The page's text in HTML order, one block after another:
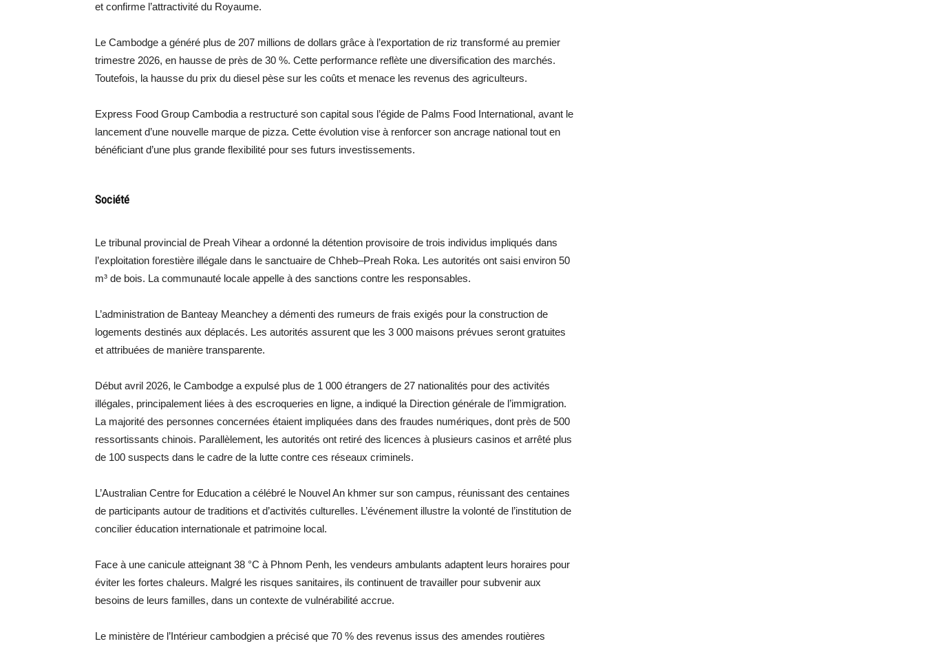
et confirme l’attractivité du Royaume.
Le Cambodge a généré plus de 207 millions de dollars grâce à l’exportation de riz transformé au premier
trimestre 2026, en hausse de près de 30 %. Cette performance reflète une diversification des marchés.
Toutefois, la hausse du prix du diesel pèse sur les coûts et menace les revenus des agriculteurs.
Express Food Group Cambodia a restructuré son capital sous l’égide de Palms Food International, avant le
lancement d’une nouvelle marque de pizza. Cette évolution vise à renforcer son ancrage national tout en
bénéficiant d’une plus grande flexibilité pour ses futurs investissements.
Société
Le tribunal provincial de Preah Vihear a ordonné la détention provisoire de trois individus impliqués dans
l’exploitation forestière illégale dans le sanctuaire de Chheb–Preah Roka. Les autorités ont saisi environ 50
m³ de bois. La communauté locale appelle à des sanctions contre les responsables.
L’administration de Banteay Meanchey a démenti des rumeurs de frais exigés pour la construction de
logements destinés aux déplacés. Les autorités assurent que les 3 000 maisons prévues seront gratuites
et attribuées de manière transparente.
Début avril 2026, le Cambodge a expulsé plus de 1 000 étrangers de 27 nationalités pour des activités
illégales, principalement liées à des escroqueries en ligne, a indiqué la Direction générale de l’immigration.
La majorité des personnes concernées étaient impliquées dans des fraudes numériques, dont près de 500
ressortissants chinois. Parallèlement, les autorités ont retiré des licences à plusieurs casinos et arrêté plus
de 100 suspects dans le cadre de la lutte contre ces réseaux criminels.
L’Australian Centre for Education a célébré le Nouvel An khmer sur son campus, réunissant des centaines
de participants autour de traditions et d’activités culturelles. L’événement illustre la volonté de l’institution de
concilier éducation internationale et patrimoine local.
Face à une canicule atteignant 38 °C à Phnom Penh, les vendeurs ambulants adaptent leurs horaires pour
éviter les fortes chaleurs. Malgré les risques sanitaires, ils continuent de travailler pour subvenir aux
besoins de leurs familles, dans un contexte de vulnérabilité accrue.
Le ministère de l’Intérieur cambodgien a précisé que 70 % des revenus issus des amendes routières